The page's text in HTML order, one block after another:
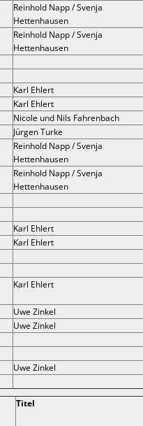
Reinhold Napp / Svenja
Hettenhausen
Reinhold Napp / Svenja
Hettenhausen
Karl Ehlert
Karl Ehlert
Nicole und Nils Fahrenbach
Jürgen Turke
Reinhold Napp / Svenja
Hettenhausen
Reinhold Napp / Svenja
Hettenhausen
Karl Ehlert
Karl Ehlert
Karl Ehlert
Uwe Zinkel
Uwe Zinkel
Uwe Zinkel
Titel